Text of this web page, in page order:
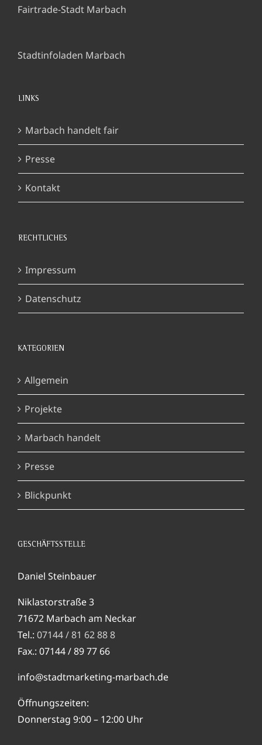
Fairtrade-Stadt Marbach
Stadtinfoladen Marbach
LINKS
Marbach handelt fair
Presse
Kontakt
RECHTLICHES
Impressum
Datenschutz
KATEGORIEN
Allgemein
Projekte
Marbach handelt
Presse
Blickpunkt
GESCHÄFTSSTELLE
Daniel Steinbauer
Niklastorstraße 3
71672 Marbach am Neckar
Tel.: 07144 / 81 62 88 8
Fax.: 07144 / 89 77 66
info@stadtmarketing-marbach.de
Öffnungszeiten:
Donnerstag 9:00 – 12:00 Uhr